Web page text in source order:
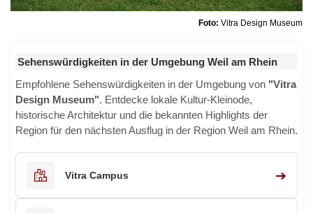
Foto: Vitra Design Museum
Sehenswürdigkeiten in der Umgebung Weil am Rhein
Empfohlene Sehenswürdigkeiten in der Umgebung von "Vitra
Design Museum". Entdecke lokale Kultur-Kleinode,
historische Architektur und die bekannten Highlights der
Region für den nächsten Ausflug in der Region Weil am Rhein.
Vitra Campus ➔